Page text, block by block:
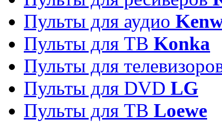
Пульты для аудио
Пульты для ТВ Konka
Пульты для
Пульты для DVD LG
Пульты для ТВ Loewe